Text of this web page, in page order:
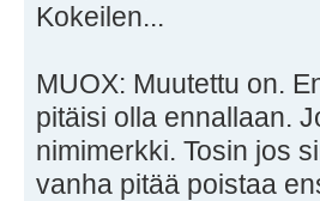
Kokeilen...
MUOX: Muutettu on.
pitäisi olla ennallaan.
nimimerkki. Tosin jos
vanha pitää poistaa